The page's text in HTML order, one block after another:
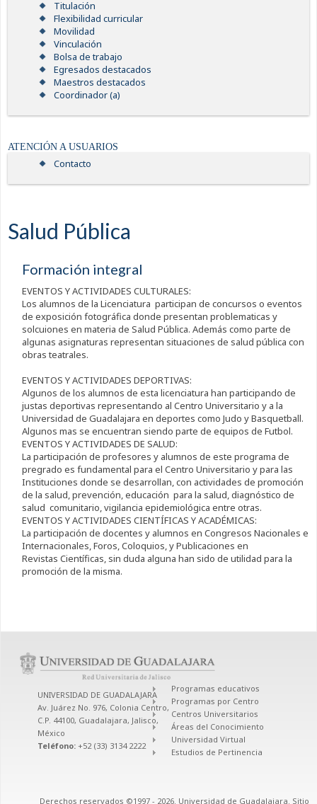
Titulación
Flexibilidad curricular
Movilidad
Vinculación
Bolsa de trabajo
Egresados destacados
Maestros destacados
Coordinador (a)
ATENCIÓN A USUARIOS
Contacto
Salud Pública
Formación integral
EVENTOS Y ACTIVIDADES CULTURALES:
Los alumnos de la Licenciatura participan de concursos o eventos
de exposición fotográfica donde presentan problematicas y
solcuiones en materia de Salud Pública. Además como parte de
algunas asignaturas representan situaciones de salud pública con
obras teatrales.
EVENTOS Y ACTIVIDADES DEPORTIVAS:
Algunos de los alumnos de esta licenciatura han participando de
justas deportivas representando al Centro Universitario y a la
Universidad de Guadalajara en deportes como Judo y Basquetball.
Algunos mas se encuentran siendo parte de equipos de Futbol.
EVENTOS Y ACTIVIDADES DE SALUD:
La participación de profesores y alumnos de este programa de
pregrado es fundamental para el Centro Universitario y para las
Instituciones donde se desarrollan, con actividades de promoción
de la salud, prevención, educación para la salud, diagnóstico de
salud comunitario, vigilancia epidemiológica entre otras.
EVENTOS Y ACTIVIDADES CIENTÍFICAS Y ACADÉMICAS:
La participación de docentes y alumnos en Congresos Nacionales e
Internacionales, Foros, Coloquios, y Publicaciones en
Revistas Científicas, sin duda alguna han sido de utilidad para la
promoción de la misma.
UNIVERSIDAD DE GUADALAJARA
Av. Juárez No. 976, Colonia Centro,
C.P. 44100, Guadalajara, Jalisco,
México
Teléfono: +52 (33) 3134 2222
Programas educativos
Programas por Centro
Centros Universitarios
Áreas del Conocimiento
Universidad Virtual
Estudios de Pertinencia
Derechos reservados ©1997 - 2026. Universidad de Guadalajara. Sitio